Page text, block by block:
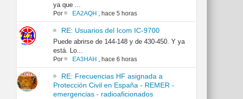
ya que ...
Por EA2AQH , hace 5 horas
RE: Usuarios del Icom IC-9700
Puede abrirse de 144-148 y de 430-450. Y ya
está. Lo...
Por EA3HAH , hace 6 horas
RE: Frecuencias HF asignada a
Protección Civil en España - REMER -
emergencias - radioaficionados